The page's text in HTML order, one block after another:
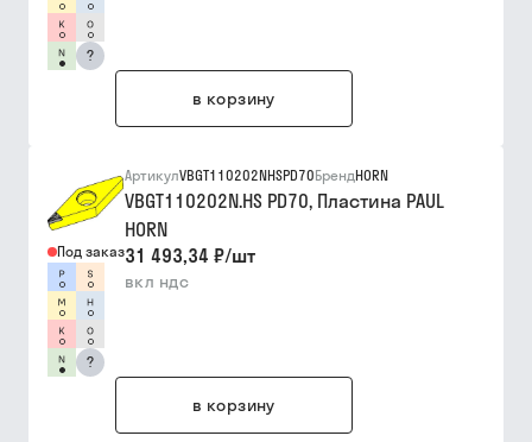
?
в корзину
Под заказ
?
АртикулVBGT110202NHSPD70БрендHORN
VBGT110202N.HS PD70, Пластина PAUL
HORN
31 493,34 ₽/шт
вкл ндс
в корзину